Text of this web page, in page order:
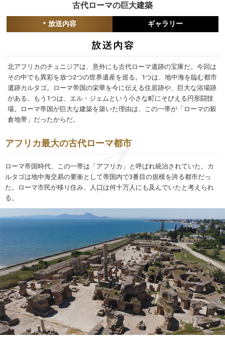
古代ローマの巨大建築
放送内容 ギャラリー
北アフリカのチュニジアは、意外にも古代ローマ遺跡の宝庫だ。今回は
その中でも異彩を放つ2つの世界遺産を巡る。1つは、地中海を臨む都市
遺跡カルタゴ。ローマ帝国の栄華を今に伝える住居跡や、巨大な浴場跡
がある。もう1つは、エル・ジェムという小さな町にそびえる円形闘技
場。ローマ帝国が巨大な建築を築いた理由は、この一帯が「ローマの穀
倉地帯」だったからだ。
アフリカ最大の古代ローマ都市
ローマ帝国時代、この一帯は「アフリカ」と呼ばれ統治されていた。カ
ルタゴは地中海交易の要衝として帝国内で3番目の規模を誇る都市だっ
た。ローマ市民が移り住み、人口は何十万人にも及んでいたと考えられ
る。